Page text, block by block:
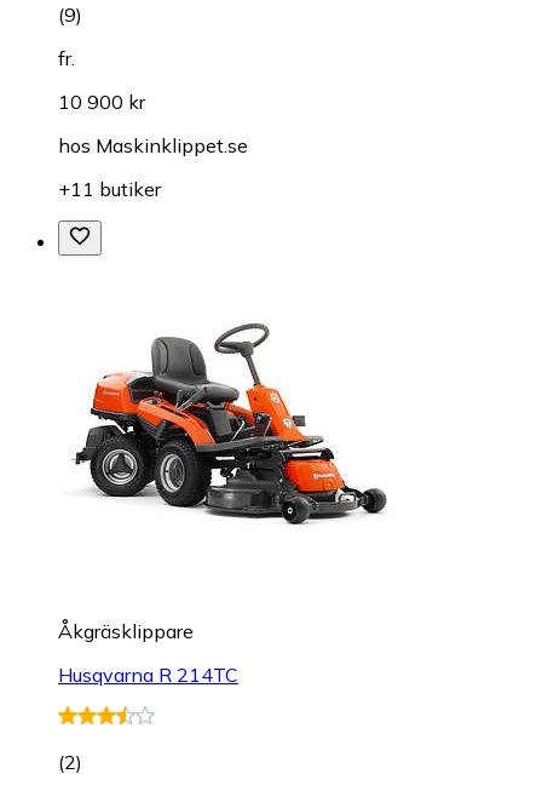
(9)
fr.
10 900 kr
hos Maskinklippet.se
+11 butiker
Åkgräsklippare
Husqvarna R 214TC
(2)